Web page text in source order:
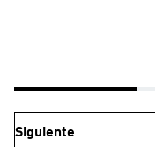
Siguiente